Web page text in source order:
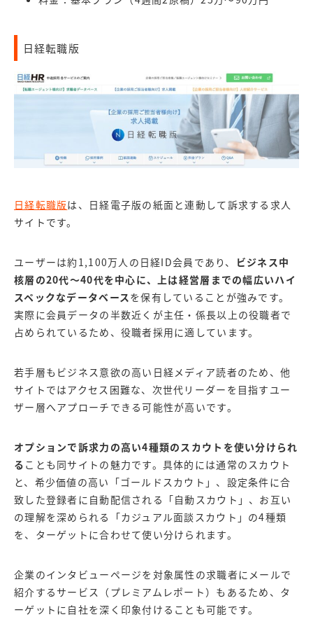
日経転職版
日経転職版は、日経電子版の紙面と連動して訴求する求人
サイトです。
ユーザーは約1,100万人の日経ID会員であり、
ビジネス中
核層の20代～40代を中心に、上は経営層までの幅広いハイ
スペックなデータベースを保有していることが強みです。
実際に会員データの半数近くが主任・係長以上の役職者で
占められているため、役職者採用に適しています。
若手層もビジネス意欲の高い日経メディア読者のため、他
サイトではアクセス困難な、次世代リーダーを目指すユー
ザー層へアプローチできる可能性が高いです。
オプションで訴求力の高い4種類のスカウトを使い分けられ
る ことも同サイトの魅力です。具体的には通常のスカウト
と、希少価値の高い「ゴールドスカウト」、設定条件に合
致した登録者に自動配信される「自動スカウト」、お互い
の理解を深められる「カジュアル面談スカウト」の4種類
を、ターゲットに合わせて使い分けられます。
企業のインタビューページを対象属性の求職者にメールで
紹介するサービス（プレミアムレポート）もあるため、タ
ーゲットに自社を深く印象付けることも可能です。